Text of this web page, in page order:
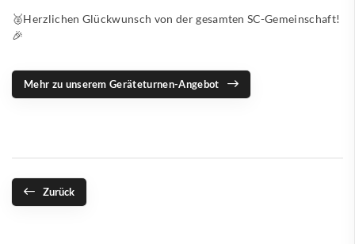
🥈Herzlichen Glückwunsch von der gesamten SC-Gemeinschaft!
🎉
Mehr zu unserem Geräteturnen-Angebot
Zurück